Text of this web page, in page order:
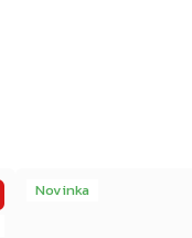
Novinka